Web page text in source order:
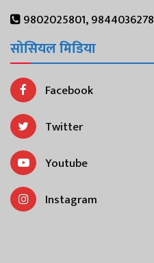
9802025801, 9844036278
सोसियल मिडिया
Facebook
Twitter
Youtube
Instagram